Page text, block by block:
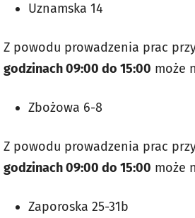
Uznamska 14
Z powodu prowadzenia prac
godzinach 09:00 do 15:00 może
Zbożowa 6-8
Z powodu prowadzenia prac
godzinach 09:00 do 15:00 może
Zaporoska 25-31b